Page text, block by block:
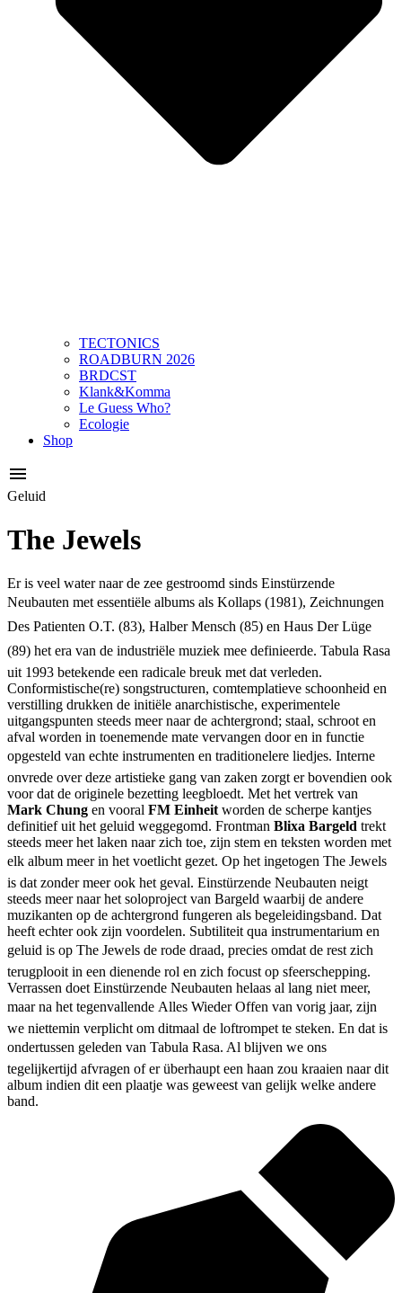
TECTONICS
ROADBURN 2026
BRDCST
Klank&Komma
Le Guess Who?
Ecologie
Shop
Geluid
The Jewels
Er is veel water naar de zee gestroomd sinds Einstürzende
Neubauten met essentiële albums als Kollaps (1981), Zeichnungen
Des Patienten O.T. (83), Halber Mensch (85) en Haus Der Lüge
(89) het era van de industriële muziek mee definieerde. Tabula Rasa
uit 1993 betekende een radicale breuk met dat verleden.
Conformistische(re) songstructuren, comtemplatieve schoonheid en
verstilling drukken de initiële anarchistische, experimentele
uitgangspunten steeds meer naar de achtergrond; staal, schroot en
afval worden in toenemende mate vervangen door en in functie
opgesteld van echte instrumenten en traditionelere liedjes. Interne
onvrede over deze artistieke gang van zaken zorgt er bovendien ook
voor dat de originele bezetting leegbloedt. Met het vertrek van
Mark Chung en vooral FM Einheitworden de scherpe kantjes
definitief uit het geluid weggegomd. Frontman Blixa Bargeld trekt
steeds meer het laken naar zich toe, zijn stem en teksten worden met
elk album meer in het voetlicht gezet. Op het ingetogen The Jewels
is dat zonder meer ook het geval. Einstürzende Neubauten neigt
steeds meer naar het soloproject van Bargeld waarbij de andere
muzikanten op de achtergrond fungeren als begeleidingsband. Dat
heeft echter ook zijn voordelen. Subtiliteit qua instrumentarium en
geluid is op The Jewels de rode draad, precies omdat de rest zich
terugplooit in een dienende rol en zich focust op sfeerschepping.
Verrassen doet Einstürzende Neubauten helaas al lang niet meer,
maar na het tegenvallende Alles Wieder Offen van vorig jaar, zijn
we niettemin verplicht om ditmaal de loftrompet te steken. En dat is
ondertussen geleden van Tabula Rasa. Al blijven we ons
tegelijkertijd afvragen of er überhaupt een haan zou kraaien naar dit
album indien dit een plaatje was geweest van gelijk welke andere
band.